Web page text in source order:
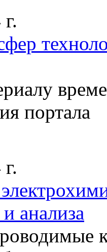
портала
анализа